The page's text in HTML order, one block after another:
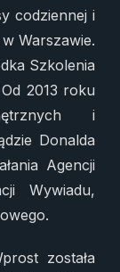
codziennej i
Warszawie.
Szkolenia
2013 roku
i
Donalda
Agencji
Wywiadu,
została